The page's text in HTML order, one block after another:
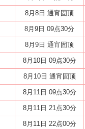
8月8日 通宵固顶
8月9日 09点30分
8月9日 通宵固顶
8月10日 09点30分
8月10日 通宵固顶
8月11日 09点30分
8月11日 21点30分
8月11日 22点00分